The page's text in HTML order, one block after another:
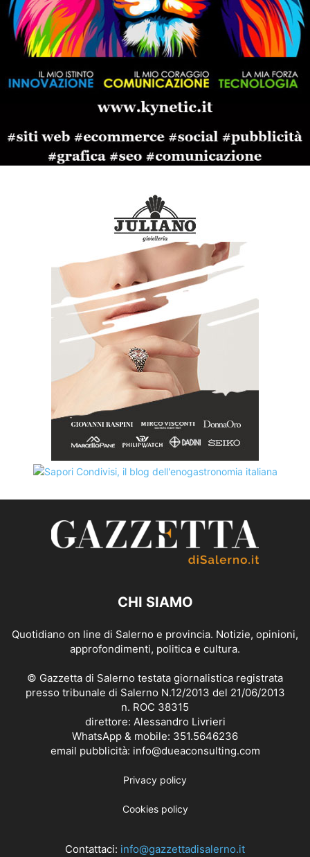
CHI SIAMO
Quotidiano on line di Salerno e provincia. Notizie, opinioni,
approfondimenti, politica e cultura.
© Gazzetta di Salerno testata giornalistica registrata
presso tribunale di Salerno N.12/2013 del 21/06/2013
n. ROC 38315
direttore: Alessandro Livrieri
WhatsApp & mobile: 351.5646236
email pubblicità: info@dueaconsulting.com
Privacy policy
Cookies policy
Contattaci: info@gazzettadisalerno.it